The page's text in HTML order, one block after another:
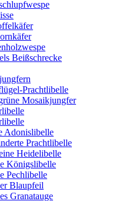
Beißschrecke
Prachtlibelle
Mosaikjungfer
Adonislibelle
Prachtlibelle
Heidelibelle
Königslibelle
Pechlibelle
Blaupfeil
Granatauge